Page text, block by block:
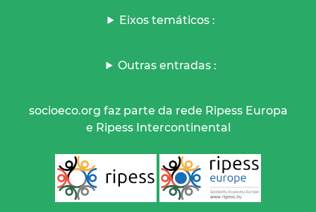
Eixos temáticos :
Outras entradas :
socioeco.org faz parte da rede Ripess Europa
e Ripess Intercontinental